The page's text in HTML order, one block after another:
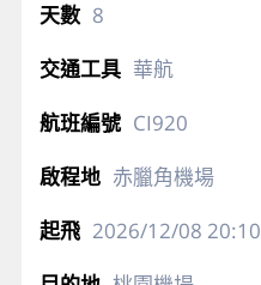
8
華航
CI920
赤臘角機場
2026/12/08 20:10